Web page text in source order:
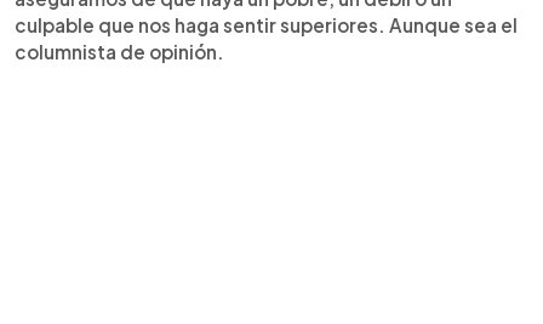
culpable que nos haga sentir superiores. Aunque sea el
columnista de opinión.